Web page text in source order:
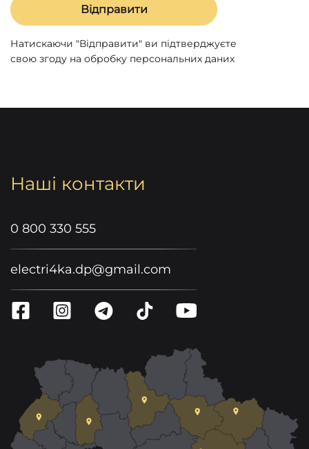
Натискаючи "Відправити" ви підтверджуєте
свою згоду на обробку персональних даних
Наші контакти
0 800 330 555
electri4ka.dp@gmail.com